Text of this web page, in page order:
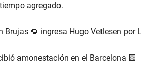
agregado.
Brujas 🔁 ingresa Hugo Vetlesen por
amonestación en el Barcelona 🟨